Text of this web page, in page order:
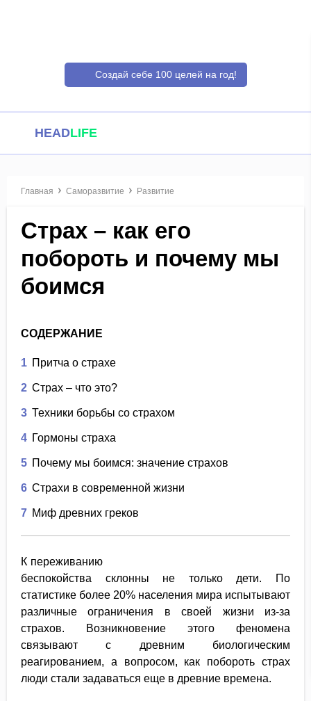
Создай себе 100 целей на год!
HEADLIFE
Главная Саморазвитие Развитие
Страх – как его
побороть и почему мы
боимся
СОДЕРЖАНИЕ
1 Притча о страхе
2 Страх – что это?
3 Техники борьбы со страхом
4 Гормоны страха
5 Почему мы боимся: значение страхов
6 Страхи в современной жизни
7 Миф древних греков
К переживанию
беспокойства склонны не только дети. По
статистике более 20% населения мира испытывают
различные ограничения в своей жизни из-за
страхов. Возникновение этого феномена
связывают с древним биологическим
реагированием, а вопросом, как побороть страх
люди стали задаваться еще в древние времена.